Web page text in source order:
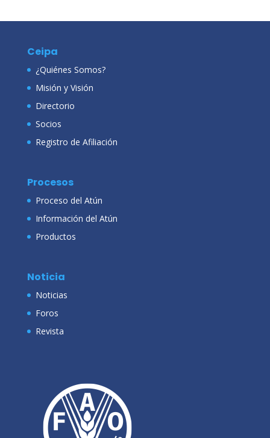
Ceipa
¿Quiénes Somos?
Misión y Visión
Directorio
Socios
Registro de Afiliación
Procesos
Proceso del Atún
Información del Atún
Productos
Noticia
Noticias
Foros
Revista